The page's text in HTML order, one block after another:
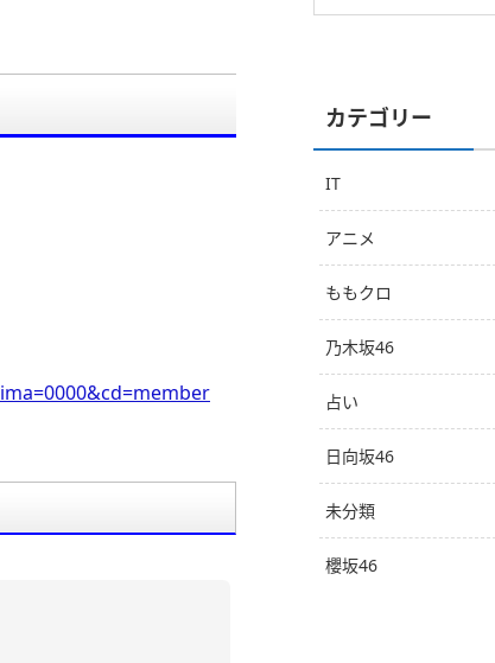
カテゴリー
IT
アニメ
ももクロ
乃木坂46
占い
日向坂46
未分類
櫻坂46